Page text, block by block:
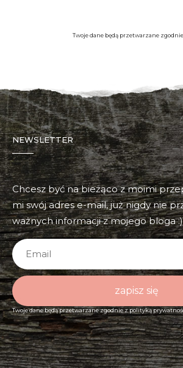
Twoje dane będą przetwarzane
NEWSLETTER
Chcesz być na bieżąco z moimi
mi swój adres e-mail, już nigdy nie
ważnych informacji z mojego bloga :)
zapisz się
Twoje dane będą przetwarzane zgodnie zpolityką